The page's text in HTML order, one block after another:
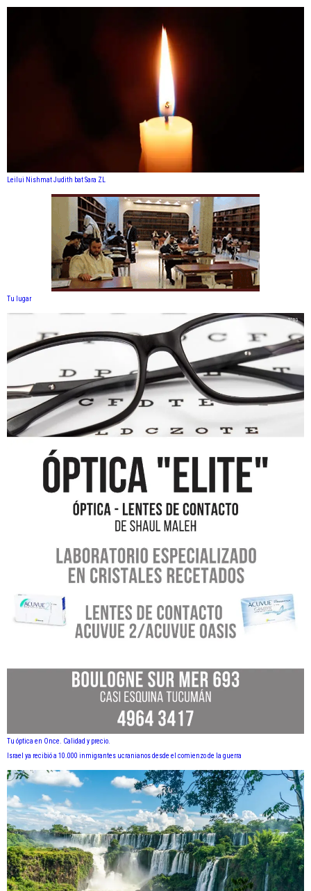
Leilui Nishmat Judith bat Sara ZL
Tu lugar
Tu óptica en Once. Calidad y precio.
Israel ya recibió a 10.000 inmigrantes ucranianos desde el comienzo de la guerra